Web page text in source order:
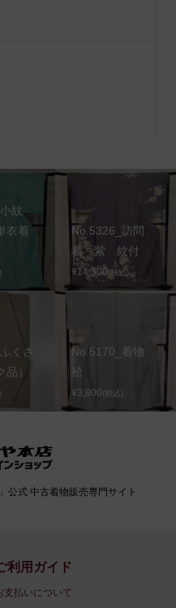
紋
着
No.5326_訪問
着 紫 紋付
¥14,300(税込)
くさ
品）
No.5170_着物
袷
¥3,800(税込)
公式 中古着物販売専門サイト
利用ガイド
支払いについて